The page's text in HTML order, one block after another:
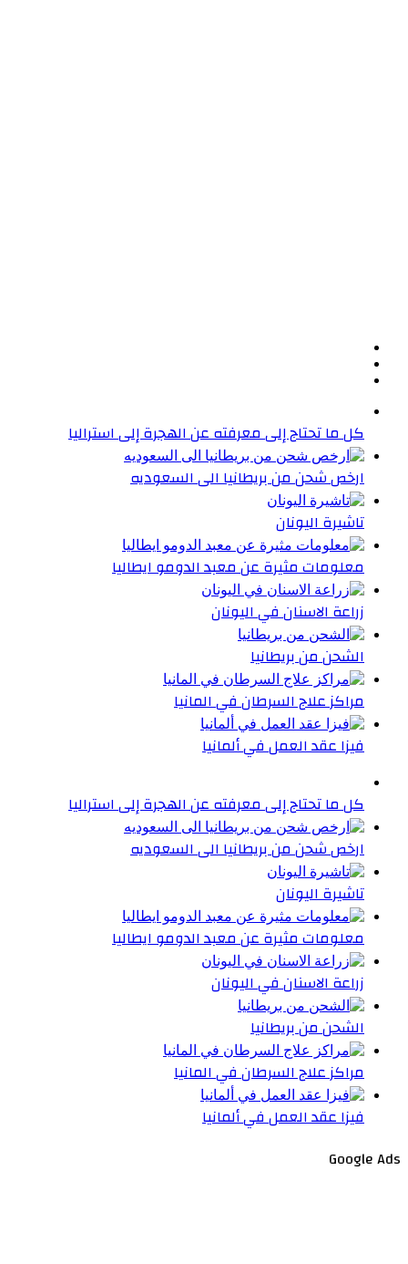
كل ما تحتاج إلى معرفته عن الهجرة إلى استراليا
ارخص شحن من بريطانيا الى السعوديه
تاشيرة اليونان
معلومات مثيرة عن معبد الدومو ايطاليا
زراعة الاسنان في اليونان
الشحن من بريطانيا
مراكز علاج السرطان في المانيا
فيزا عقد العمل في ألمانيا
كل ما تحتاج إلى معرفته عن الهجرة إلى استراليا
ارخص شحن من بريطانيا الى السعوديه
تاشيرة اليونان
معلومات مثيرة عن معبد الدومو ايطاليا
زراعة الاسنان في اليونان
الشحن من بريطانيا
مراكز علاج السرطان في المانيا
فيزا عقد العمل في ألمانيا
Google Ads